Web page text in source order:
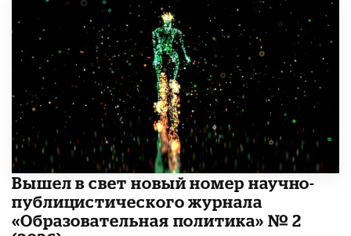
Вышел в свет новый номер научно-
публицистического журнала
«Образовательная политика» № 2